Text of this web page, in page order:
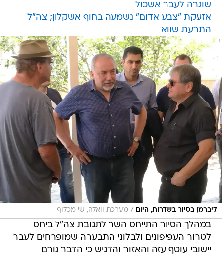
שוגרה לעבר אשכול
אזעקת "צבע אדום" נשמעה בחוף אשקלון; צה"ל
התרעת שווא
ליברמן בסיור בשדרות, היום / מערכת וואלה, שי מכלוף
במהלך הסיור התייחס השר לתגובת צה"ל ביחס
לטרור העפיפונים ולבלוני התבערה שמופרחים לעבר
יישובי עוטף עזה והאזור והדגיש כי הדבר גורם